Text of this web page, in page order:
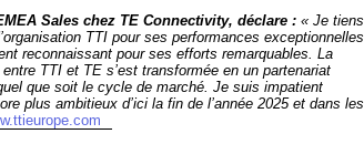
Sales chez TE Connectivity, déclare : « Je tiens
TTI pour ses performances exceptionnelles
reconnaissant pour ses efforts remarquables. La
TTI et TE s’est transformée en un partenariat
que soit le cycle de marché. Je suis impatient
plus ambitieux d’ici la fin de l’année 2025 et dans les